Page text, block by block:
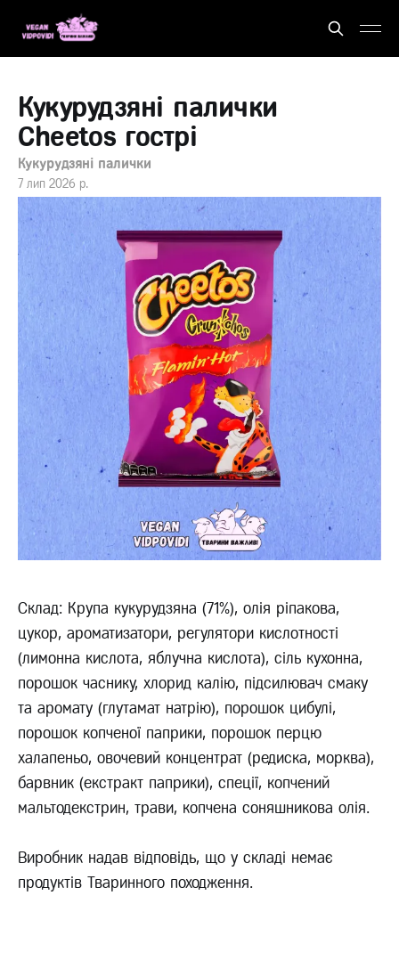
Кукурудзяні палички
Cheetos гострі
Кукурудзяні палички
7 лип 2026 р.
Склад: Крупа кукурудзяна (71%), олія ріпакова,
цукор, ароматизатори, регулятори кислотності
(лимонна кислота, яблучна кислота), сіль кухонна,
порошок часнику, хлорид калію, підсилювач смаку
та аромату (глутамат натрію), порошок цибулі,
порошок копченої паприки, порошок перцю
халапеньо, овочевий концентрат (редиска, морква),
барвник (екстракт паприки), спеції, копчений
мальтодекстрин, трави, копчена соняшникова олія.
Виробник надав відповідь, що у складі немає
продуктів Тваринного походження.